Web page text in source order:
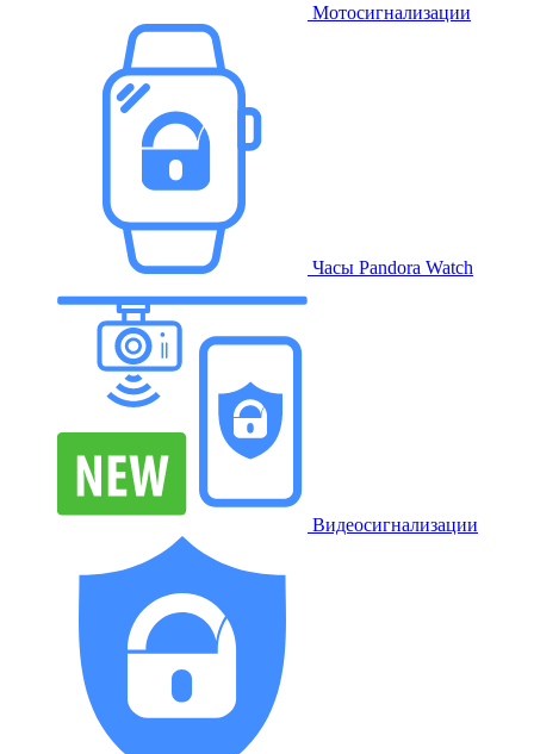
Мотосигнализации
Часы Pandora Watch
Видеосигнализации